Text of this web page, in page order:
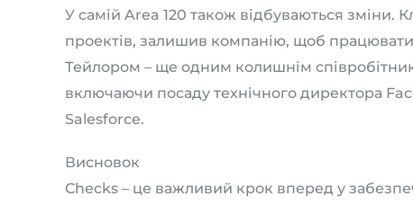
У самій Area 120 також відбуваються зміни.
проектів, залишив компанію, щоб
Тейлором – ще одним колишнім
включаючи посаду технічного директора
Salesforce.
Висновок
Checks – це важливий крок вперед у